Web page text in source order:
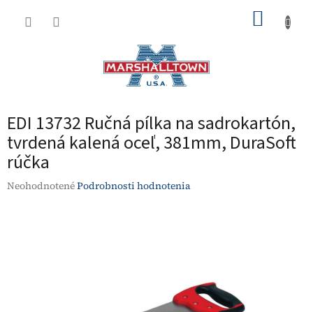
EDI 13732 Ručná pílka na sadrokartón,
tvrdená kalená oceľ, 381mm, DuraSoft
rúčka
Priemerné
NeohodnotenéPodrobnosti hodnotenia